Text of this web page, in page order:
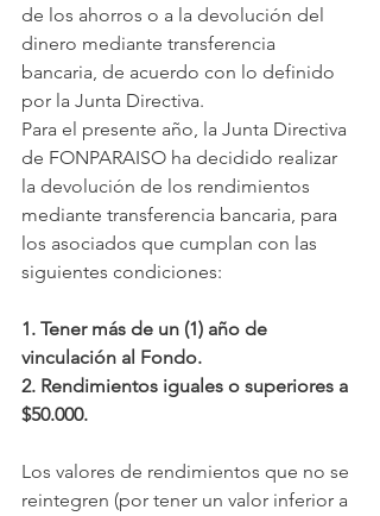
de los ahorros o a la devolución del
dinero mediante transferencia
bancaria, de acuerdo con lo definido
por la Junta Directiva.
Para el presente año, la Junta Directiva
de FONPARAISO ha decidido realizar
la devolución de los rendimientos
mediante transferencia bancaria, para
los asociados que cumplan con las
siguientes condiciones:
1. Tener más de un (1) año de
vinculación al Fondo.
2. Rendimientos iguales o superiores a
$50.000.
Los valores de rendimientos que no se
reintegren (por tener un valor inferior a